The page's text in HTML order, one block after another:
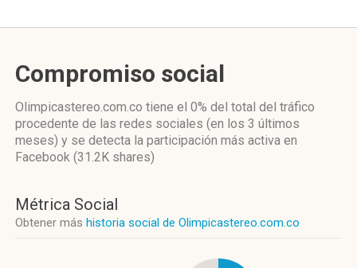
Compromiso social
Olimpicastereo.com.co tiene el 0% del total del tráfico
procedente de las redes sociales (en los 3 últimos
meses) y se detecta la participación más activa en
Facebook (31.2K shares)
Métrica Social
Obtener más historia social de Olimpicastereo.com.co